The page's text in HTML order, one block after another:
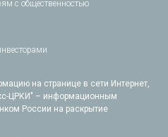
с общественностью
на странице в сети Интернет,
ЦРКИ" – информационным
России на раскрытие